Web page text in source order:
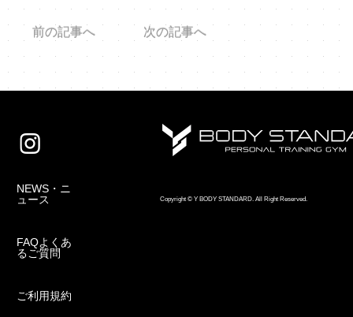
前の記事へ 次の記事へ
NEWS・ニ
ュース
FAQよくあ
るご質問
ご利用規約
Copyright © Y BODY STANDARD. All Right Reserved.